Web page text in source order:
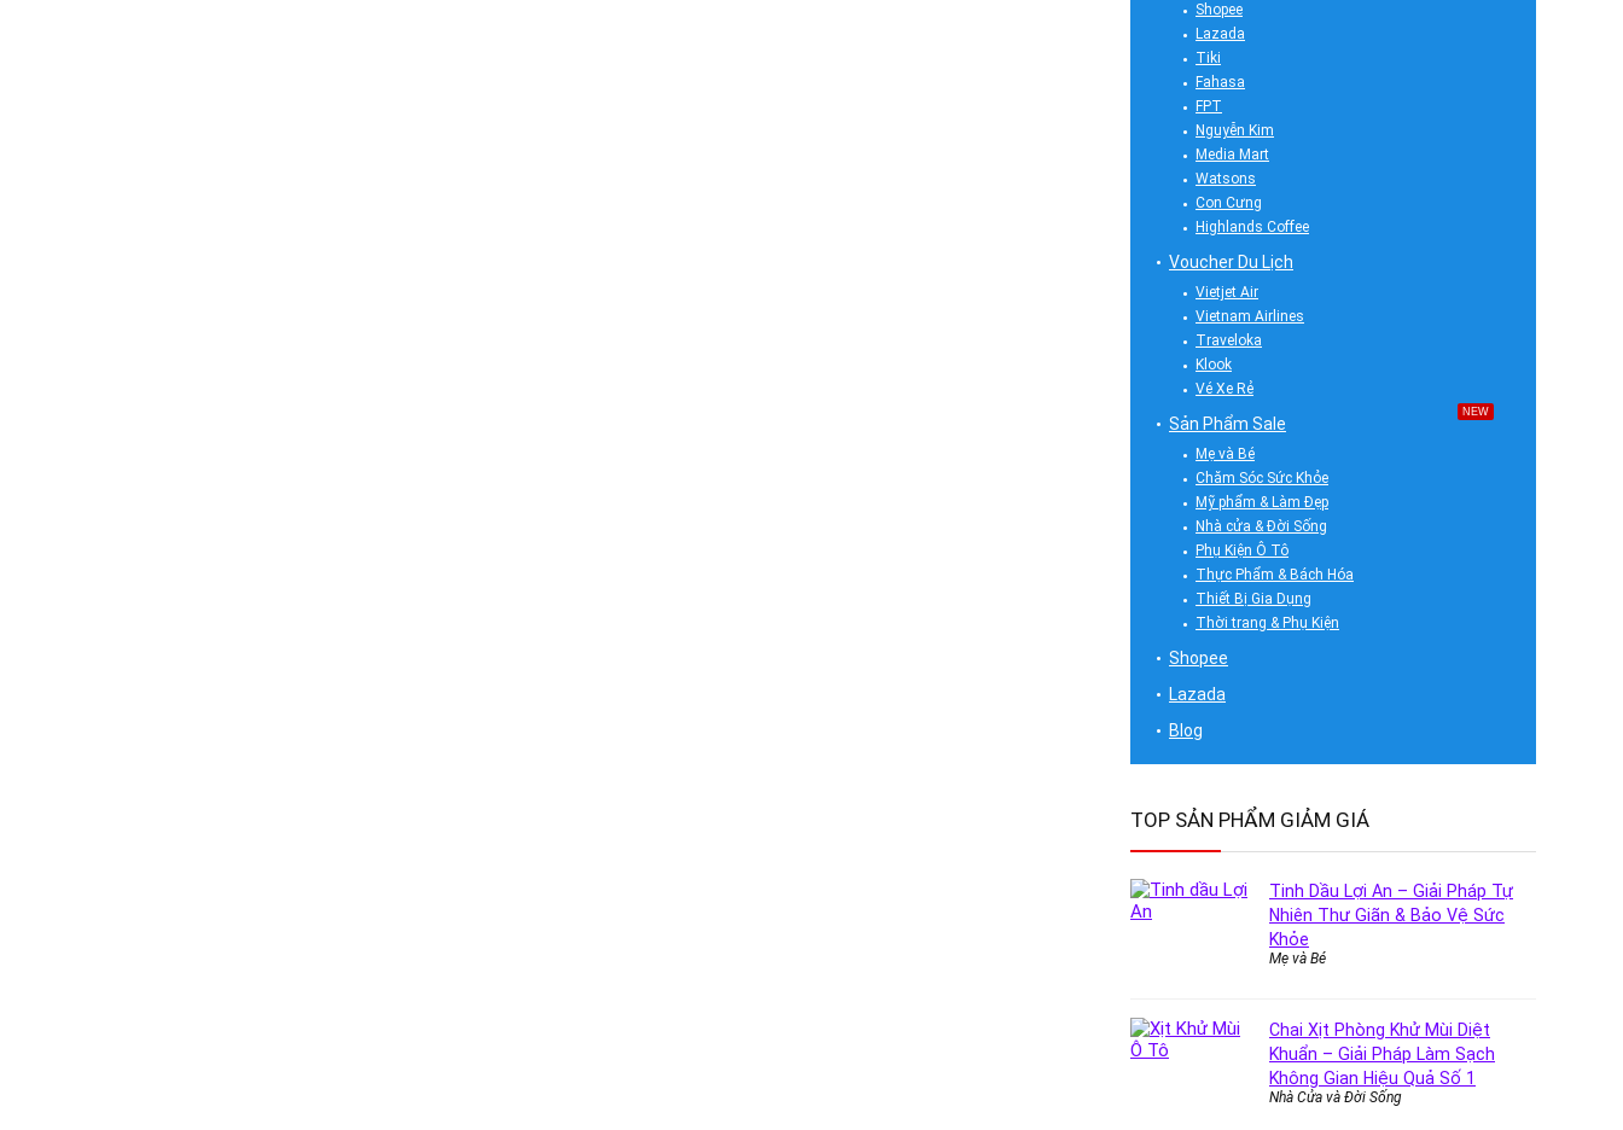
Shopee
Lazada
Tiki
Fahasa
FPT
Nguyễn Kim
Media Mart
Watsons
Con Cưng
Highlands Coffee
Voucher Du Lịch
Vietjet Air
Vietnam Airlines
Traveloka
Klook
Vé Xe Rẻ
Sản Phẩm Sale
NEW
Mẹ và Bé
Chăm Sóc Sức Khỏe
Mỹ phẩm & Làm Đẹp
Nhà cửa & Đời Sống
Phụ Kiện Ô Tô
Thực Phẩm & Bách Hóa
Thiết Bị Gia Dụng
Thời trang & Phụ Kiện
Shopee
Lazada
Blog
TOP SẢN PHẨM GIẢM GIÁ
Tinh Dầu Lợi An – Giải Pháp Tự
Nhiên Thư Giãn & Bảo Vệ Sức
Khỏe
Mẹ và Bé
Chai Xịt Phòng Khử Mùi Diệt
Khuẩn – Giải Pháp Làm Sạch
Không Gian Hiệu Quả Số 1
Nhà Cửa và Đời Sống